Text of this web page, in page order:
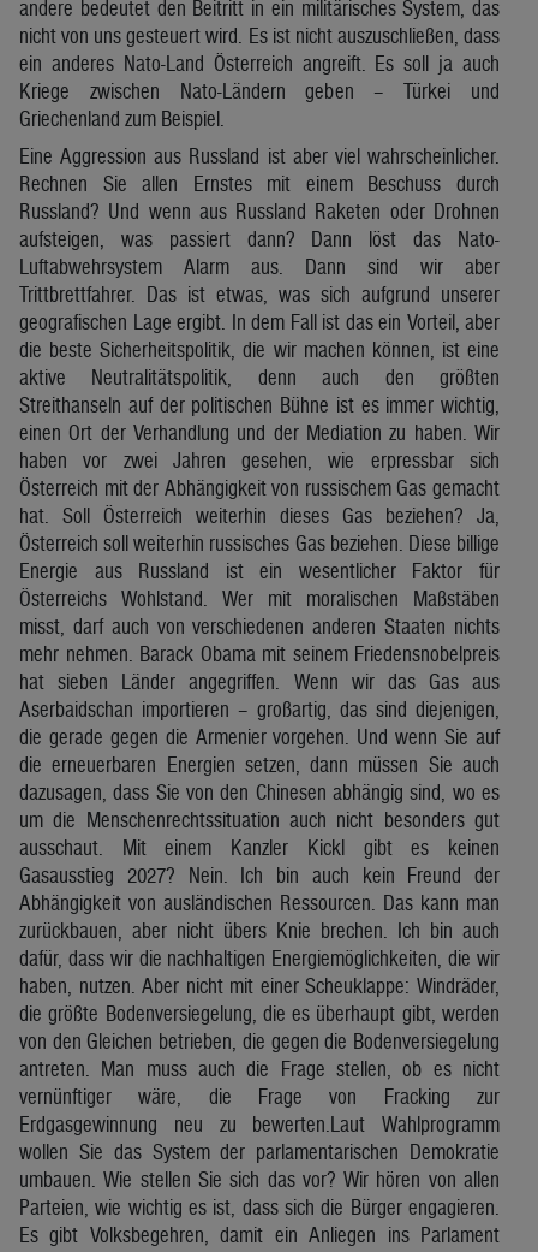
andere bedeutet den Beitritt in ein militärisches System, das
nicht von uns gesteuert wird. Es ist nicht auszuschließen, dass
ein anderes Nato-Land Österreich angreift. Es soll ja auch
Kriege zwischen Nato-Ländern geben – Türkei und
Griechenland zum Beispiel.
Eine Aggression aus Russland ist aber viel wahrscheinlicher.
Rechnen Sie allen Ernstes mit einem Beschuss durch
Russland? Und wenn aus Russland Raketen oder Drohnen
aufsteigen, was passiert dann? Dann löst das Nato-
Luftabwehrsystem Alarm aus. Dann sind wir aber
Trittbrettfahrer. Das ist etwas, was sich aufgrund unserer
geografischen Lage ergibt. In dem Fall ist das ein Vorteil, aber
die beste Sicherheitspolitik, die wir machen können, ist eine
aktive Neutralitätspolitik, denn auch den größten
Streithanseln auf der politischen Bühne ist es immer wichtig,
einen Ort der Verhandlung und der Mediation zu haben. Wir
haben vor zwei Jahren gesehen, wie erpressbar sich
Österreich mit der Abhängigkeit von russischem Gas gemacht
hat. Soll Österreich weiterhin dieses Gas beziehen? Ja,
Österreich soll weiterhin russisches Gas beziehen. Diese billige
Energie aus Russland ist ein wesentlicher Faktor für
Österreichs Wohlstand. Wer mit moralischen Maßstäben
misst, darf auch von verschiedenen anderen Staaten nichts
mehr nehmen. Barack Obama mit seinem Friedensnobelpreis
hat sieben Länder angegriffen. Wenn wir das Gas aus
Aserbaidschan importieren – großartig, das sind diejenigen,
die gerade gegen die Armenier vorgehen. Und wenn Sie auf
die erneuerbaren Energien setzen, dann müssen Sie auch
dazusagen, dass Sie von den Chinesen abhängig sind, wo es
um die Menschenrechtssituation auch nicht besonders gut
ausschaut. Mit einem Kanzler Kickl gibt es keinen
Gasausstieg 2027? Nein. Ich bin auch kein Freund der
Abhängigkeit von ausländischen Ressourcen. Das kann man
zurückbauen, aber nicht übers Knie brechen. Ich bin auch
dafür, dass wir die nachhaltigen Energiemöglichkeiten, die wir
haben, nutzen. Aber nicht mit einer Scheuklappe: Windräder,
die größte Bodenversiegelung, die es überhaupt gibt, werden
von den Gleichen betrieben, die gegen die Bodenversiegelung
antreten. Man muss auch die Frage stellen, ob es nicht
vernünftiger wäre, die Frage von Fracking zur
Erdgasgewinnung neu zu bewerten.Laut Wahlprogramm
wollen Sie das System der parlamentarischen Demokratie
umbauen. Wie stellen Sie sich das vor? Wir hören von allen
Parteien, wie wichtig es ist, dass sich die Bürger engagieren.
Es gibt Volksbegehren, damit ein Anliegen ins Parlament